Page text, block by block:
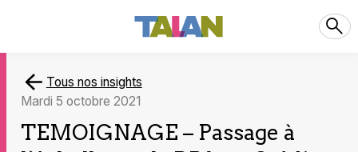
Tous nos insights
mardi 5 octobre 2021
TEMOIGNAGE – Passage à